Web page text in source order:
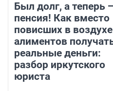
Был долг, а теперь
пенсия! Как вместо
повисших в воздухе
алиментов
реальные деньги:
разбор иркутского
юриста